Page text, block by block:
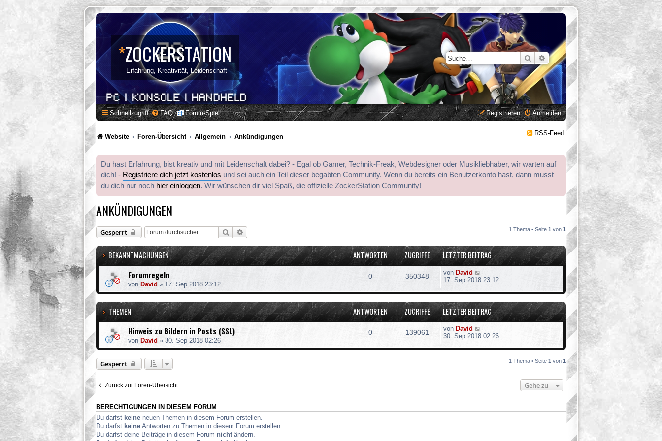
*ZOCKERSTATION
Erfahrung, Kreativität, Leidenschaft
SucheErweiterte Suche
Schnellzugriff FAQ Forum-Spiel Anmelden
Registrieren
Website Foren-Übersicht Allgemein Ankündigungen RSS-Feed
Du hast Erfahrung, bist kreativ und mit Leidenschaft dabei? - Egal ob Gamer, Technik-Freak, Webdesigner oder Musikliebhaber, wir warten auf
dich! - Registriere dich jetzt kostenlos und sei auch ein Teil dieser begabten Community. Wenn du bereits ein Benutzerkonto hast, dann musst
du dich nur noch hier einloggen. Wir wünschen dir viel Spaß, die offizielle ZockerStation Community!
ANKÜNDIGUNGEN
Gesperrt Suche 1 Thema • Seite 1 von 1
BEKANNTMACHUNGEN ANTWORTEN ZUGRIFFE LETZTER BEITRAG
Forumregeln
von David » 17. Sep 2018 23:12
0 350348 von David
17. Sep 2018 23:12
THEMEN ANTWORTEN ZUGRIFFE LETZTER BEITRAG
Hinweis zu Bildern in Posts (SSL)
von David » 30. Sep 2018 02:26
0 139061 von David
30. Sep 2018 02:26
Gesperrt 1 Thema • Seite 1 von 1
Zurück zur Foren-Übersicht Gehe zu
BERECHTIGUNGEN IN DIESEM FORUM
Du darfst keine neuen Themen in diesem Forum erstellen.
Du darfst keine Antworten zu Themen in diesem Forum erstellen.
Du darfst deine Beiträge in diesem Forum nicht ändern.